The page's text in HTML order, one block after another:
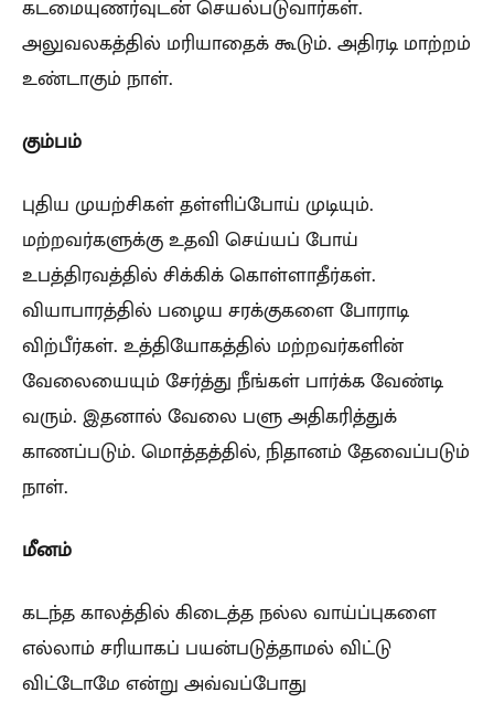
கடமையுணர்வுடன் செயல்படுவார்கள்.
அலுவலகத்தில் மரியாதைக் கூடும். அதிரடி மாற்றம்
உண்டாகும் நாள்.
கும்பம்
புதிய முயற்சிகள் தள்ளிப்போய் முடியும்.
மற்றவர்களுக்கு உதவி செய்யப் போய்
உபத்திரவத்தில் சிக்கிக் கொள்ளாதீர்கள்.
வியாபாரத்தில் பழைய சரக்குகளை போராடி
விற்பீர்கள். உத்தியோகத்தில் மற்றவர்களின்
வேலையையும் சேர்த்து நீங்கள் பார்க்க வேண்டி
வரும். இதனால் வேலை பளு அதிகரித்துக்
காணப்படும். மொத்தத்தில், நிதானம் தேவைப்படும்
நாள்.
மீனம்
கடந்த காலத்தில் கிடைத்த நல்ல வாய்ப்புகளை
எல்லாம் சரியாகப் பயன்படுத்தாமல் விட்டு
விட்டோமே என்று அவ்வப்போது